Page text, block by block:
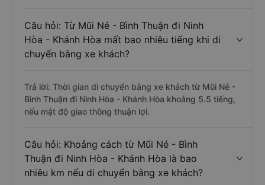
Câu hỏi: Từ Mũi Né - Bình Thuận đi Ninh
Hòa - Khánh Hòa mất bao nhiêu tiếng khi di
chuyển bằng xe khách?
Trả lời: Thời gian di chuyển bằng xe khách từ Mũi Né -
Bình Thuận đi Ninh Hòa - Khánh Hòa khoảng 5.5 tiếng,
nếu mật độ giao thông thuận lợi.
Câu hỏi: Khoảng cách từ Mũi Né - Bình
Thuận đi Ninh Hòa - Khánh Hòa là bao
nhiêu km nếu di chuyển bằng xe khách?